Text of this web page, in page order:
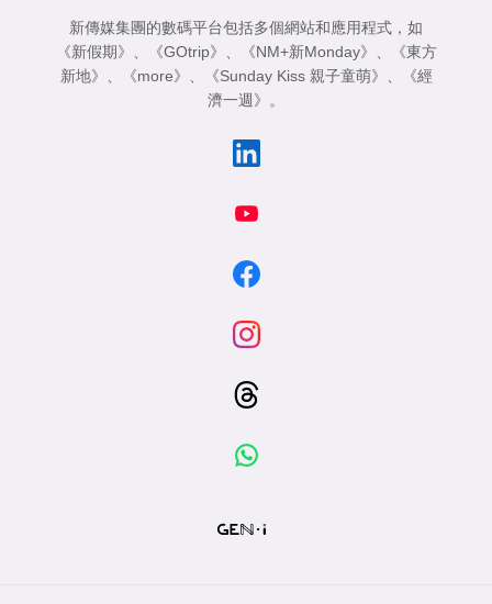
新傳媒集團的數碼平台包括多個網站和應用程式，如
《新假期》
《GOtrip》 《NM+新Monday》
《東方
新地》
《more》 《Sunday Kiss 親子童萌》
《經
濟一週》
。